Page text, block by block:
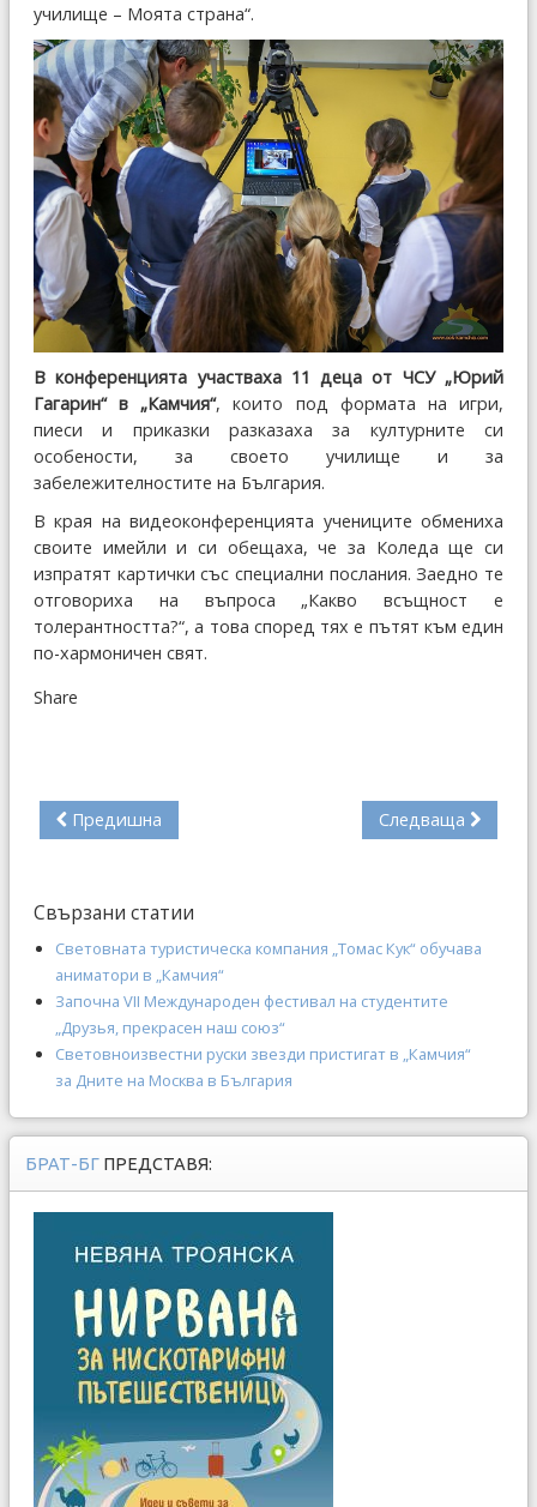
училище – Моята страна“.
В конференцията участваха 11 деца от ЧСУ „Юрий
Гагарин“ в „Камчия“, които под формата на игри,
пиеси и приказки разказаха за културните си
особености, за своето училище и за
забележителностите на България.
В края на видеоконференцията учениците обмениха
своите имейли и си обещаха, че за Коледа ще си
изпратят картички със специални послания. Заедно те
отговориха на въпроса „Какво всъщност е
толерантността?“, а това според тях е пътят към един
по-хармоничен свят.
Share
Предишна Следваща
Свързани статии
Световната туристическа компания „Томас Кук“ обучава
аниматори в „Камчия“
Започна VІІ Международен фестивал на студентите
„Друзья, прекрасен наш союз“
Световноизвестни руски звезди пристигат в „Камчия“
за Дните на Москва в България
БРАТ-БГ ПРЕДСТАВЯ: